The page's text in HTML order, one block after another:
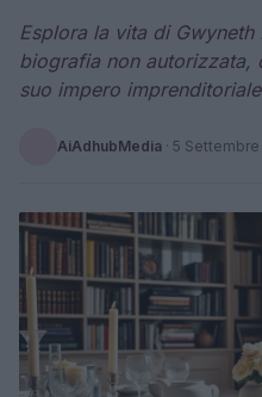
Esplora la vita di
biografia non autorizzata,
suo impero
AiAdhubMedia · 5 Settembre